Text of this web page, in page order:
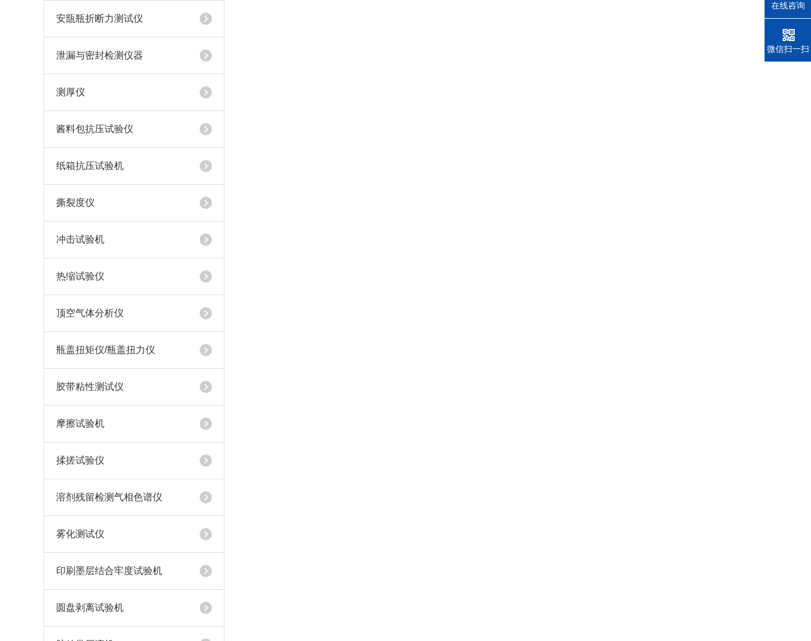
安瓿瓶折断力测试仪
泄漏与密封检测仪器
测厚仪
酱料包抗压试验仪
纸箱抗压试验机
撕裂度仪
冲击试验机
热缩试验仪
顶空气体分析仪
瓶盖扭矩仪/瓶盖扭力仪
胶带粘性测试仪
摩擦试验机
揉搓试验仪
溶剂残留检测气相色谱仪
雾化测试仪
印刷墨层结合牢度试验机
圆盘剥离试验机
在线咨询
电话
微信扫一扫